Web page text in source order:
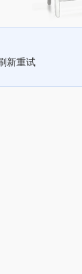
新重试